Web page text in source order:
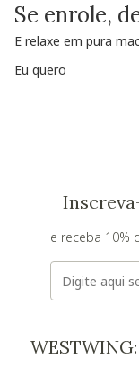
Se enrole,
E relaxe em pura
Eu quero
e receba 10%
E-mail